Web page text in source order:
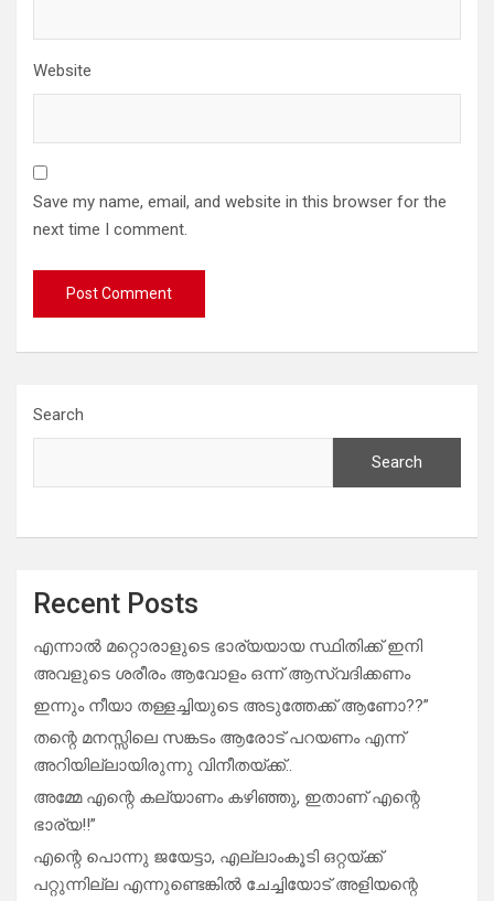
Website
Save my name, email, and website in this browser for the
next time I comment.
Search
Search
Recent Posts
എന്നാൽ മറ്റൊരാളുടെ ഭാര്യയായ സ്ഥിതിക്ക് ഇനി
അവളുടെ ശരീരം ആവോളം ഒന്ന് ആസ്വദിക്കണം
ഇന്നും നീയാ തള്ളച്ചിയുടെ അടുത്തേക്ക് ആണോ??”
തന്റെ മനസ്സിലെ സങ്കടം ആരോട് പറയണം എന്ന്
അറിയില്ലായിരുന്നു വിനീതയ്ക്ക്..
അമ്മേ എന്റെ കല്യാണം കഴിഞ്ഞു, ഇതാണ് എന്റെ
ഭാര്യ!!”
എന്റെ പൊന്നു ജയേട്ടാ, എല്ലാംകൂടി ഒറ്റയ്ക്ക്
പറ്റുന്നില്ല എന്നുണ്ടെങ്കിൽ ചേച്ചിയോട് അളിയന്റെ